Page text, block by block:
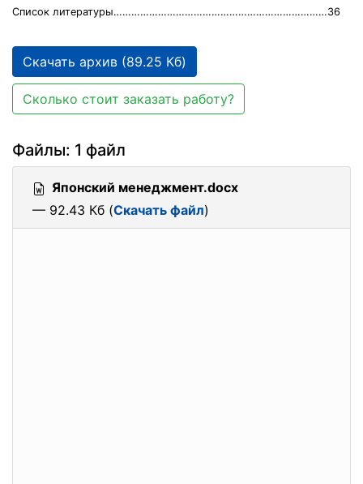
Список литературы………………………………………………………………36
Скачать архив (89.25 Кб)
Сколько стоит заказать работу?
Файлы: 1 файл
Японский менеджмент.docx
— 92.43 Кб (Скачать файл)